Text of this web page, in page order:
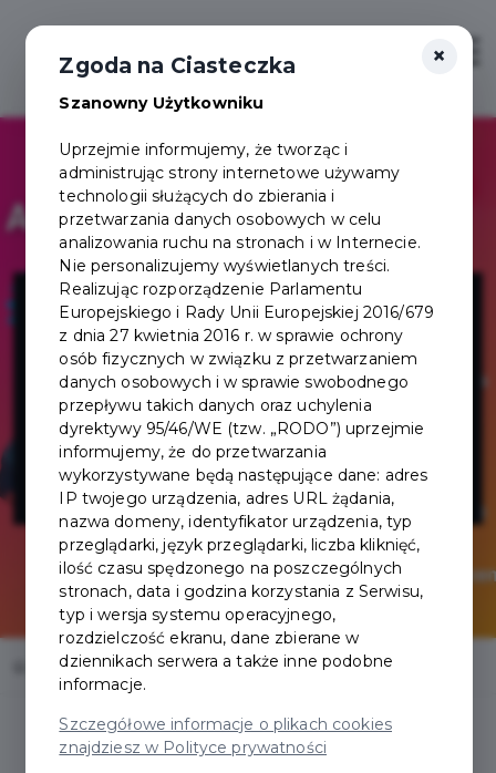
EUR Consulting
– Arytmetyka
Mentalna dla
dzieci
Home Oferty EUR Consulting – Arytmetyka Mentalna dla dzieci
×
Zgoda na Ciasteczka
Szanowny Użytkowniku
Uprzejmie informujemy, że tworząc i
administrując strony internetowe używamy
technologii służących do zbierania i
przetwarzania danych osobowych w celu
analizowania ruchu na stronach i w Internecie.
Nie personalizujemy wyświetlanych treści.
Realizując rozporządzenie Parlamentu
Europejskiego i Rady Unii Europejskiej 2016/679
z dnia 27 kwietnia 2016 r. w sprawie ochrony
osób fizycznych w związku z przetwarzaniem
danych osobowych i w sprawie swobodnego
przepływu takich danych oraz uchylenia
dyrektywy 95/46/WE (tzw. „RODO”) uprzejmie
informujemy, że do przetwarzania
wykorzystywane będą następujące dane: adres
IP twojego urządzenia, adres URL żądania,
nazwa domeny, identyfikator urządzenia, typ
przeglądarki, język przeglądarki, liczba kliknięć,
ilość czasu spędzonego na poszczególnych
stronach, data i godzina korzystania z Serwisu,
typ i wersja systemu operacyjnego,
rozdzielczość ekranu, dane zbierane w
dziennikach serwera a także inne podobne
informacje.
Szczegółowe informacje o plikach cookies
znajdziesz w Polityce prywatności